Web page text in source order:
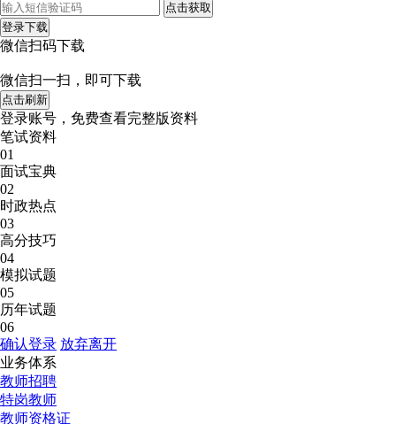
点击获取
登录下载
微信扫码下载
微信扫一扫，即可下载
点击刷新
登录账号，免费查看完整版资料
笔试资料
01
面试宝典
02
时政热点
03
高分技巧
04
模拟试题
05
历年试题
06
确认登录 放弃离开
业务体系
教师招聘
特岗教师
教师资格证